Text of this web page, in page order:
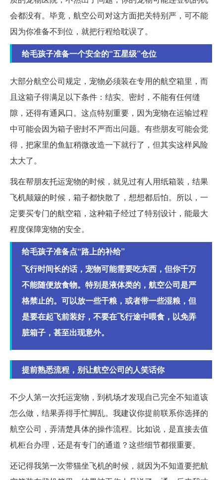
会都没有。毕竟，航空公司对这方面把关特别严，可不能
因为你准备不到位，就把行程给耽误了。
给毛孩子准备一个安全的“五星级”仓位
大部分航空公司规定，宠物必须装在专用的航空箱里，而
且这箱子得满足以下条件：结实、密封，不能有任何缝
隙，还得有通风口。这点特别重要，因为宠物在运输过程
中可能会因为箱子密封不严而出问题。有些朋友可能会觉
得，把家里的鱼缸稍微改造一下就行了，但其实这样风险
太大了。
我在帮朋友托运宠物的时候，就见过有人用纸箱装，结果
飞机颠簸的时候，箱子都快散了，想想都后怕。所以，一
定要买专门的航空箱，这种箱子经过了特别设计，能最大
程度保障宠物的安全。
给毛孩子准备点“路上的补给”
飞行时间长的话，宠物可能需要吃东西，但你千万
不能随便放食物。特别是液体类的，航空公司是严
格禁止的。可以放一些干粮，或者带一些湿粮，但
是要在起飞前装好，不要在飞行途中喂食，以免弄
脏箱子，甚至出现意外。
提前熟悉流程，别让航空公司的人笑话你
不少人第一次托运宠物，到机场才发现自己完全不知道该
怎么做，结果弄得手忙脚乱。我建议你提前联系你选择的
航空公司，弄清楚具体的操作流程。比如说，是直接去值
机柜台办理，还是有专门的通道？这些细节都很重要。
还记得我第一次带猫坐飞机的时候，就因为不知道要把航